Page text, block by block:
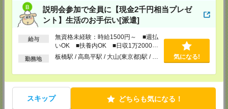
説明会参加で全員に【現金2千円相当プレゼ
ント】生活のお手伝い[派遣]
給与
無資格未経験：時給1500円～ ■週払
いOK ■扶養内OK ■日収1万2000円
以上
勤務地 板橋駅 / 高島平駅 / 大山(東京都)駅 / … 気になる!
スキップ どちらも気になる！
町田介護オフィス
〒194-0022 東京都町田市森野1丁目36番14号 ビオレ町田ビル3F
TEL：042-728-3021
FAX：042-728-3025
川崎医療オフィス・横浜医療オフィス
担当：採用担当者